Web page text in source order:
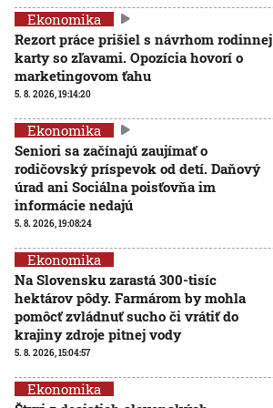
Ekonomika
Rezort práce prišiel s návrhom rodinnej
karty so zľavami. Opozícia hovorí o
marketingovom ťahu
5. 8. 2026, 19:14:20
Ekonomika
Seniori sa začínajú zaujímať o
rodičovský príspevok od detí. Daňový
úrad ani Sociálna poisťovňa im
informácie nedajú
5. 8. 2026, 19:08:24
Ekonomika
Na Slovensku zarastá 300-tisíc
hektárov pôdy. Farmárom by mohla
pomôcť zvládnuť sucho či vrátiť do
krajiny zdroje pitnej vody
5. 8. 2026, 15:04:57
Ekonomika